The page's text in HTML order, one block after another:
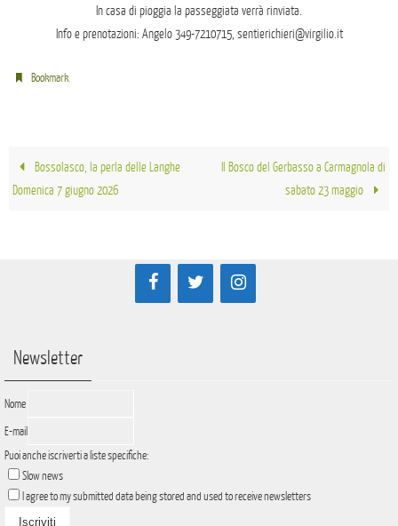
In casa di pioggia la passeggiata verrà rinviata.
Info e prenotazioni: Angelo 349-7210715, sentierichieri@virgilio.it
Bookmark.
Bossolasco, la perla delle Langhe
Domenica 7 giugno 2026
Il Bosco del Gerbasso a Carmagnola di
sabato 23 maggio
Newsletter
Nome
E-mail
Puoi anche iscriverti a liste specifiche:
Slow news
I agree to my submitted data being stored and used to receive newsletters